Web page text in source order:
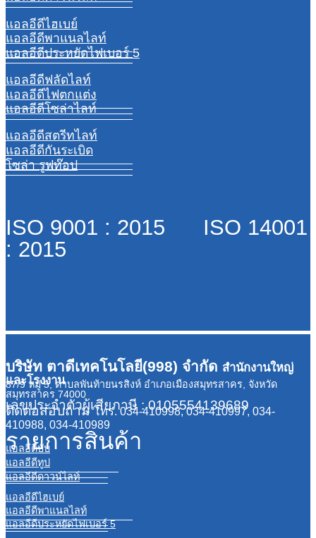
แอลอีดีไฮเบย์
แอลอีดีพาแนลไลท์
แอลอีดีประหยัดไฟเบอร์ 5
แอลอีดีฟลัดไลท์
แอลอีดีไฟตกแต่ง
แอลอีดีโซล่าไลท์
แอลอีดีสตรีทไลท์
แอลอีดีกันระเบิด
โซล่า รูฟท๊อป
ISO 9001 : 2015 ISO 14001
: 2015
บริษัท ตาดีเทคโนโลยี(998) จำกัด สำนักงานใหญ่
และโรงงาน
87/9 หมู่ 5, ตำบลพันท้ายนรสิงห์ อำเภอเมืองสมุทรสาคร, จังหวัด
สมุทรสาคร 74000
เลขประจำตัวผู้เสียภาษี : 0105554139689
ติดต่อสอบถามโทร. 034-410998, 034-410997, 034-
410988, 034-410989
รายการสินค้า
แอลอีดีบับ
แอลอีดีทูป
แอลอีดีดาวน์ไลท์
แอลอีดีไฮเบย์
แอลอีดีพาแนลไลท์
แอลอีดีประหยัดไฟเบอร์ 5